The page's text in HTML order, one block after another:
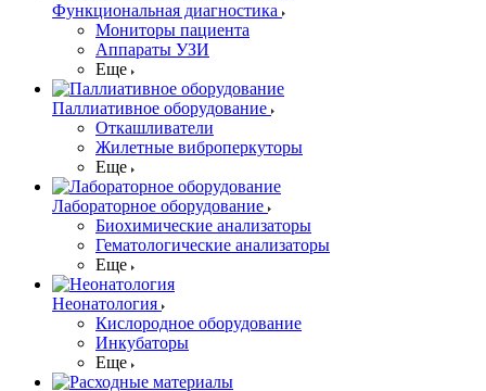
Функциональная диагностика
Мониторы пациента
Аппараты УЗИ
Еще
Паллиативное оборудование
Откашливатели
Жилетные виброперкуторы
Еще
Лабораторное оборудование
Биохимические анализаторы
Гематологические анализаторы
Еще
Неонатология
Кислородное оборудование
Инкубаторы
Еще